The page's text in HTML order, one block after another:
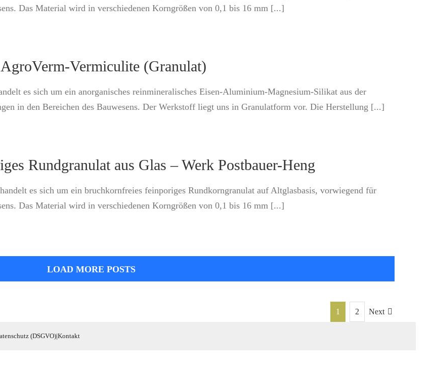
Das Material wird in verschiedenen Korngrößen von 0,1 bis 16 mm [...]
Vermiculite (Granulat)
es sich um ein anorganisches reinmineralisches Eisen-Aluminium-Magnesium-Silikat aus der
in den Bereichen des Bauwesens. Der Werkstoff liegt uns in Granulatform vor. Die Herstellung [...]
Rundgranulat aus Glas – Werk Postbauer-Heng
es sich um ein bruchkornfreies feinporiges Rundkorngranulat auf Altglasbasis, vorwiegend für
Das Material wird in verschiedenen Korngrößen von 0,1 bis 16 mm [...]
LOAD MORE POSTS
1 2 Next
(DSGVO)|Kontakt